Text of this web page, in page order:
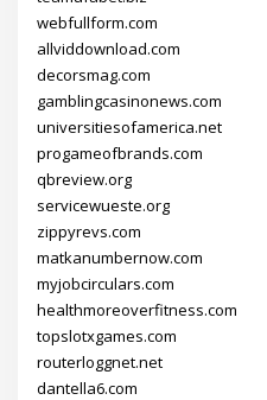
webfullform.com
allviddownload.com
decorsmag.com
gamblingcasinonews.com
universitiesofamerica.net
progameofbrands.com
qbreview.org
servicewueste.org
zippyrevs.com
matkanumbernow.com
myjobcirculars.com
healthmoreoverfitness.com
topslotxgames.com
routerloggnet.net
dantella6.com